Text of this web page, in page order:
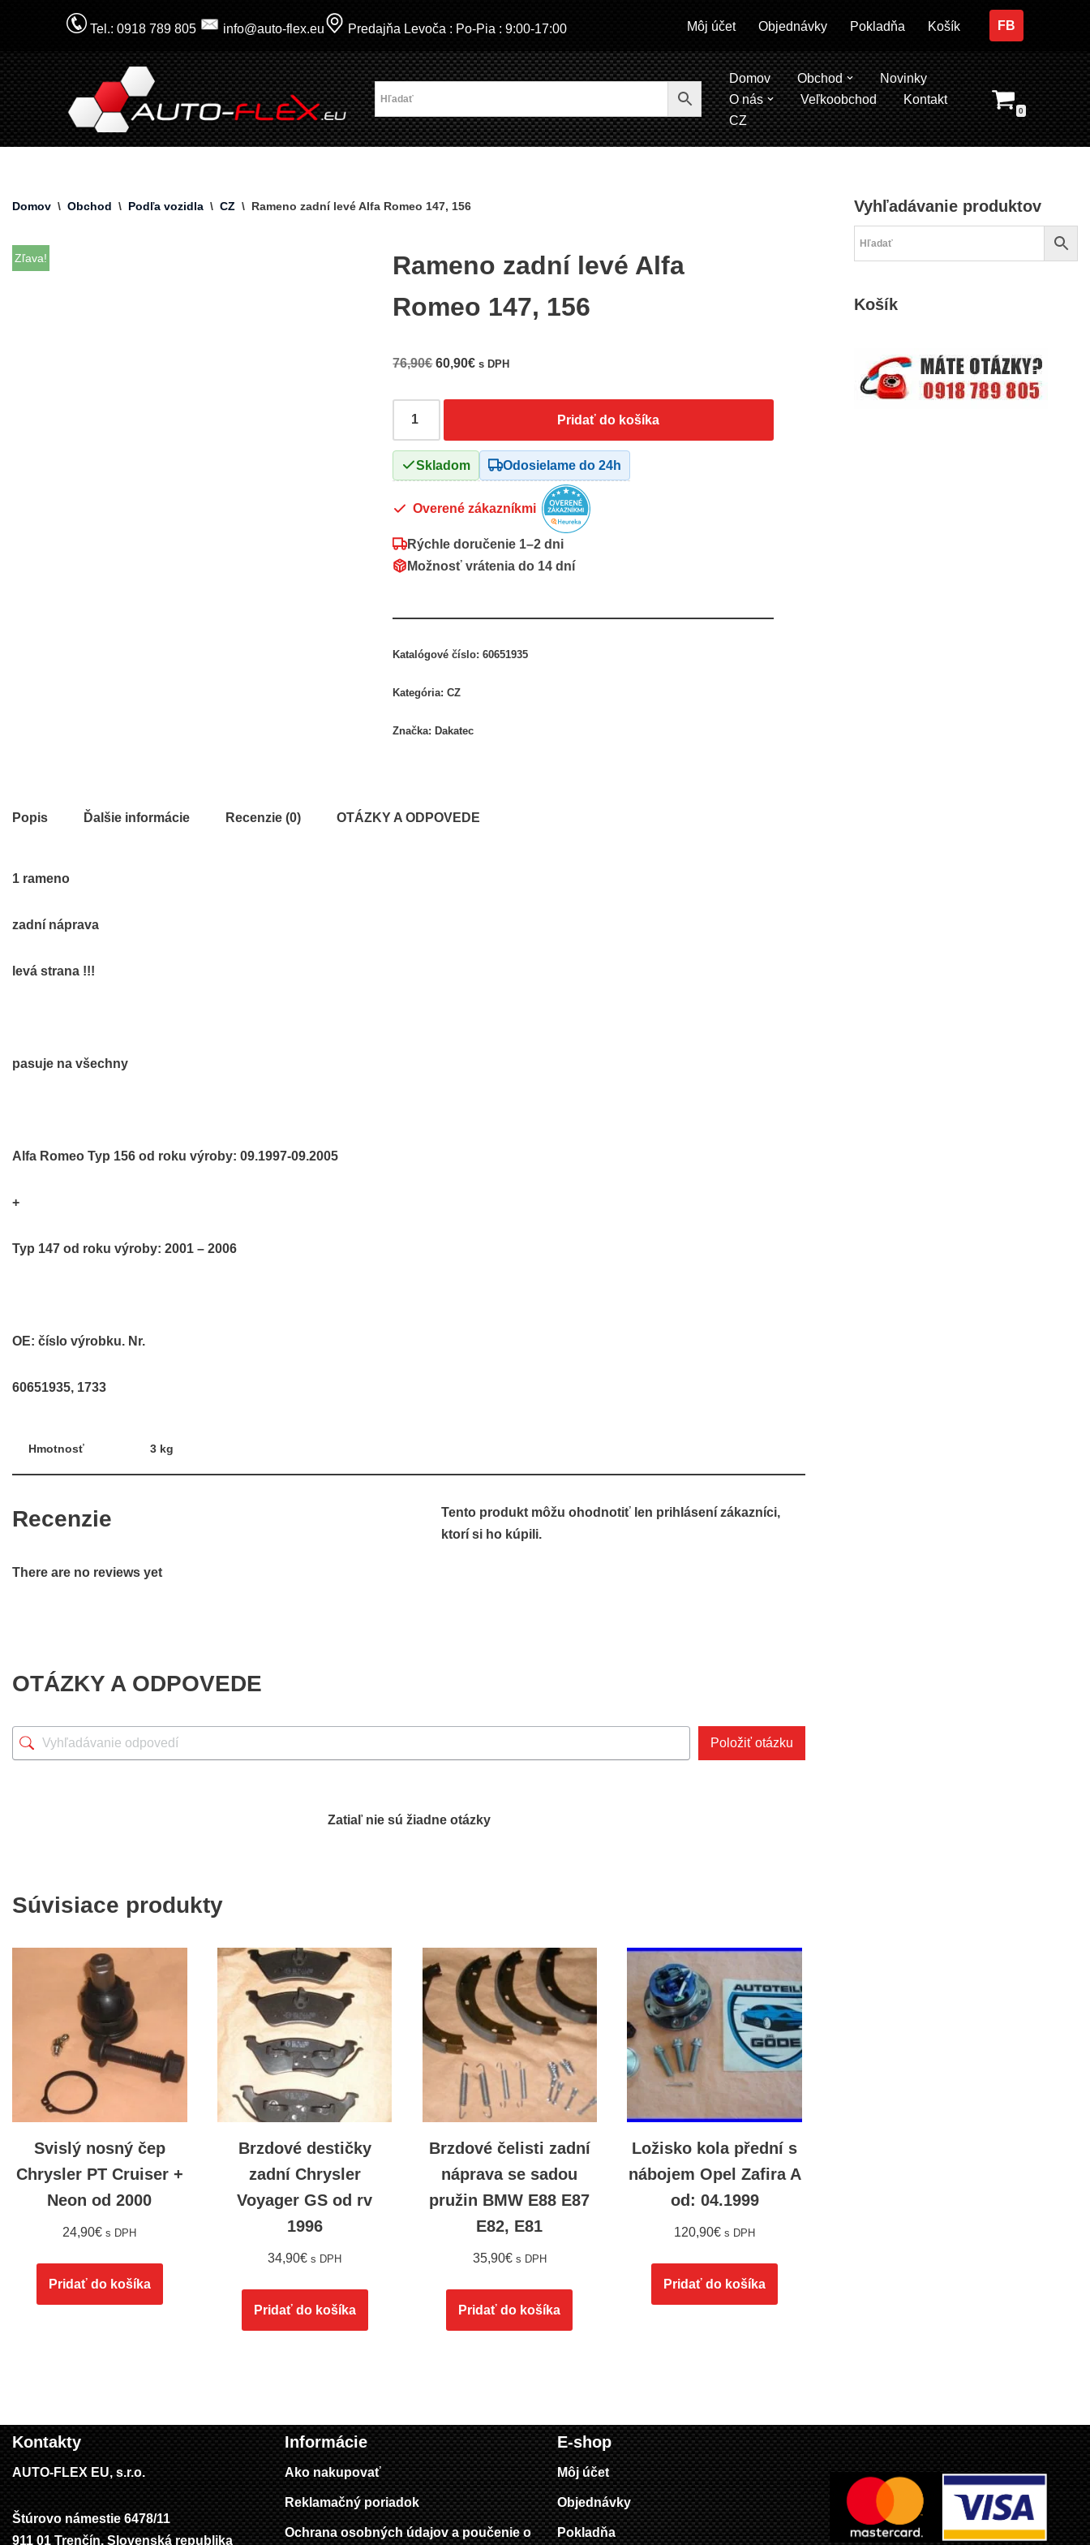
na
obsah
Tel.: 0918 789 805 info@auto-flex.eu Predajňa Levoča : Po-Pia : 9:00-17:00 Môj účet Objednávky Pokladňa Košík FB
Domov Obchod
Novinky
O nás
Veľkoobchod
Kontakt
CZ
0
Domov \ Obchod \ Podľa vozidla \ CZ \ Rameno zadní levé Alfa Romeo 147, 156
Zľava!
Rameno zadní levé Alfa
Romeo 147, 156
76,90€ 60,90€ s DPH
Pridať do košíka
Skladom Odosielame do 24h
Overené zákazníkmi
Rýchle doručenie 1–2 dni
Možnosť vrátenia do 14 dní
Katalógové číslo:60651935
Kategória:CZ
Značka: Dakatec
Popis Ďalšie informácie Recenzie (0) OTÁZKY A ODPOVEDE
1 rameno
zadní náprava
levá strana !!!
pasuje na všechny
Alfa Romeo Typ 156 od roku výroby: 09.1997-09.2005
+
Typ 147 od roku výroby: 2001 – 2006
OE: číslo výrobku. Nr.
60651935, 1733
Hmotnosť 3 kg
Recenzie
There are no reviews yet
Tento produkt môžu ohodnotiť len prihlásení zákazníci,
ktorí si ho kúpili.
OTÁZKY A ODPOVEDE
Položiť otázku
Zatiaľ nie sú žiadne otázky
Súvisiace produkty
Svislý nosný čep
Chrysler PT Cruiser +
Neon od 2000
24,90€ s DPH
Pridať do košíka
Brzdové destičky
zadní Chrysler
Voyager GS od rv
1996
34,90€ s DPH
Pridať do košíka
Brzdové čelisti zadní
náprava se sadou
pružin BMW E88 E87
E82, E81
35,90€ s DPH
Pridať do košíka
Ložisko kola přední s
nábojem Opel Zafira A
od: 04.1999
120,90€ s DPH
Pridať do košíka
Vyhľadávanie produktov
Košík
Kontakty
AUTO-FLEX EU, s.r.o.
Štúrovo námestie 6478/11
911 01 Trenčín, Slovenská republika
Informácie
Ako nakupovať
Reklamačný poriadok
Ochrana osobných údajov a poučenie o
E-shop
Môj účet
Objednávky
Pokladňa